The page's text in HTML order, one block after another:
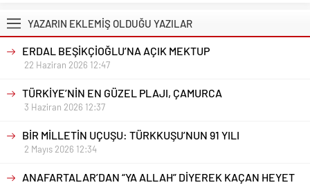
YAZARIN EKLEMİŞ OLDUĞU YAZILAR
ERDAL BEŞİKÇİOĞLU’NA AÇIK MEKTUP
22 Haziran 2026 12:47
TÜRKİYE’NİN EN GÜZEL PLAJI, ÇAMURCA
3 Haziran 2026 12:37
BİR MİLLETİN UÇUŞU: TÜRKKUŞU’NUN 91 YILI
2 Mayıs 2026 12:34
ANAFARTALAR’DAN “YA ALLAH” DİYEREK KAÇAN HEYET